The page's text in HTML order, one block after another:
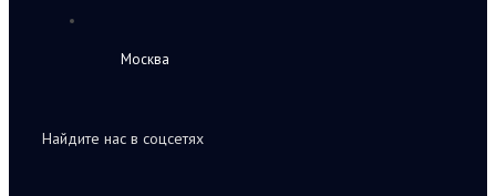
Москва
Найдите нас в соцсетях